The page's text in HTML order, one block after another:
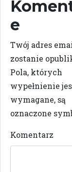
e
Twój adres
zostanie
Pola, których
wypełnienie
wymagane, są
oznaczone
Komentarz